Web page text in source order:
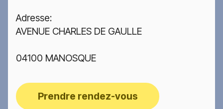
Adresse:
AVENUE CHARLES DE GAULLE
04100 MANOSQUE
Prendre rendez-vous